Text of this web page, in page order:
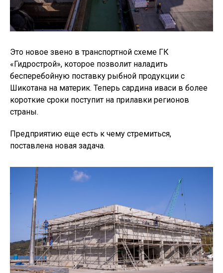
Это новое звено в транспортной схеме ГК
«Гидрострой», которое позволит наладить
бесперебойную поставку рыбной продукции с
Шикотана на материк. Теперь сардина иваси в более
короткие сроки поступит на прилавки регионов
страны.
Предприятию еще есть к чему стремиться,
поставлена новая задача.